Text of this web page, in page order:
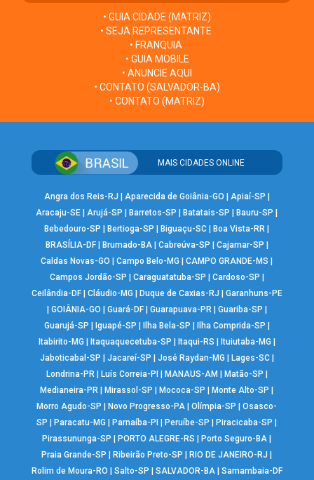
• GUIA CIDADE (MATRIZ)
• SEJA REPRESENTANTE
• FRANQUIA
• GUIA MOBILE
• ANUNCIE AQUI
• CONTATO (SALVADOR-BA)
• CONTATO (MATRIZ)
MAIS CIDADES ONLINE
Angra dos Reis-RJ Aparecida de Goiânia-GO Apiaí-SP
Aracaju-SE |Arujá-SP Barretos-SP Batatais-SP Bauru-SP
Bebedouro-SP
Bertioga-SP Biguaçu-SC Boa Vista-RR
BRASÍLIA-DF| Brumado-BA| Cabreúva-SP Cajamar-SP
Caldas Novas-GO
|Campo Belo-MG |CAMPO GRANDE-MS
Campos Jordão-SP
Caraguatatuba-SP Cardoso-SP
Ceilândia-DF| Cláudio-MG Duque de Caxias-RJ
Garanhuns-PE
GOIÂNIA-GO Guará-DF| Guarapuava-PR| Guariba-SP
Guarujá-SP
Iguapé-SP Ilha Bela-SP Ilha Comprida-SP
Itabirito-MG
Itaquaquecetuba-SP Itaqui-RS Ituiutaba-MG
Jaboticabal-SP
Jacareí-SP José Raydan-MG Lages-SC|
Londrina-PR| Luís Correia-PI MANAUS-AM Matão-SP
Medianeira-PR
Mirassol-SP Mococa-SP Monte Alto-SP
Morro Agudo-SP
Novo Progresso-PA |Olímpia-SP |Osasco-
SP
Paracatu-MG Parnaíba-PI Peruíbe-SP Piracicaba-SP
Pirassununga-SP
PORTO ALEGRE-RS Porto Seguro-BA
Praia Grande-SP
Ribeirão Preto-SP RIO DE JANEIRO-RJ
Rolim de Moura-RO
Salto-SP SALVADOR-BA| Samambaia-DF